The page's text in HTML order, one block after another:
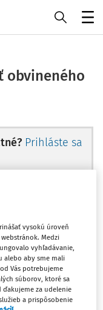
obvineného
Prihláste sa
len
oblasti je
portálu.
vysokú úroveň
Medzi
vyhľadávanie,
alebo aby sme mali
Vás potrebujeme
súborov, ktoré sa
ďakujeme za udelenie
a prispôsobenie